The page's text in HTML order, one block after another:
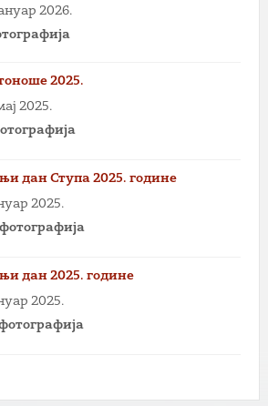
2026.
2025.
2025.
дан Ступа 2025. године
2025.
дан 2025. године
2025.